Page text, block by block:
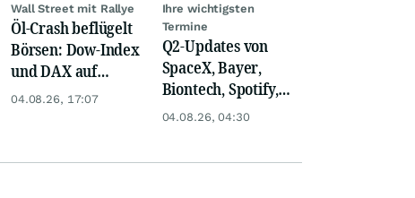
Wall Street mit Rallye
Öl-Crash beflügelt
Börsen: Dow-Index
und DAX auf
Rekord, Gold zieht
04.08.26, 17:07
Ihre wichtigsten
Termine
Q2-Updates von
SpaceX, Bayer,
Biontech, Spotify,
Pfizer, Continental,
04.08.26, 04:30